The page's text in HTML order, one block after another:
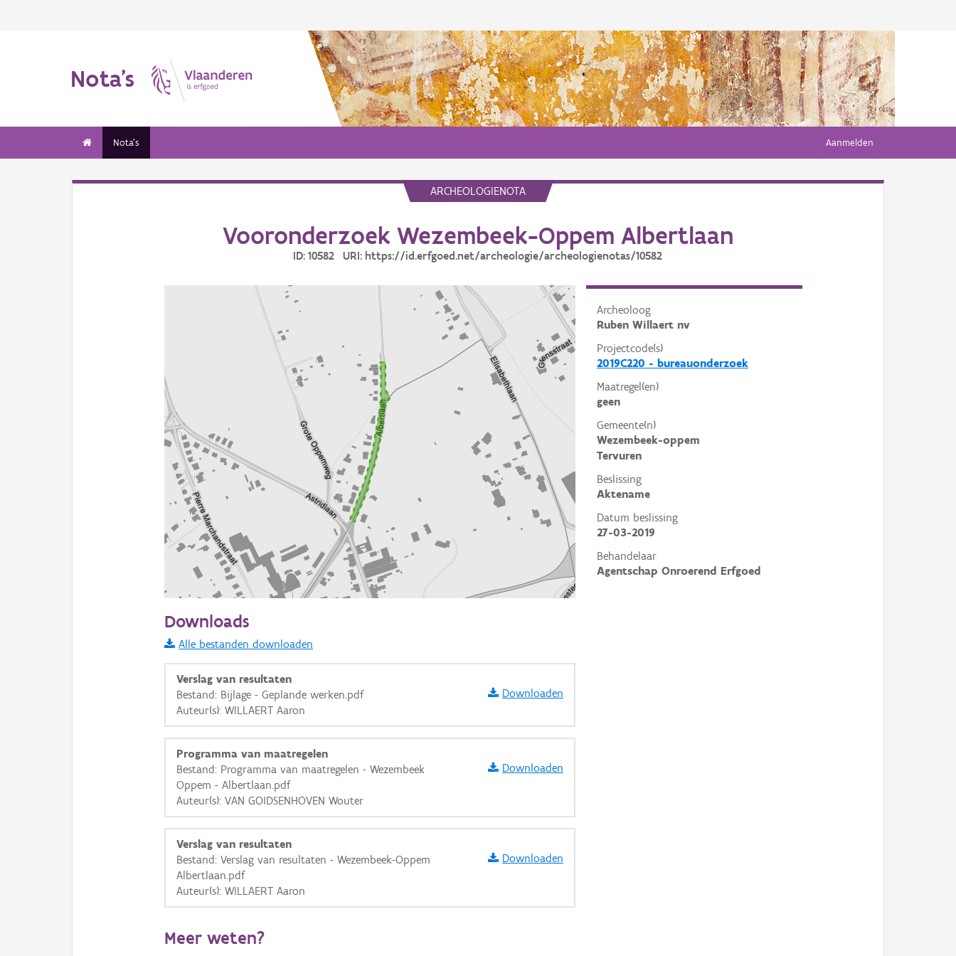
Nota's
Nota's Aanmelden
ARCHEOLOGIENOTA
Vooronderzoek Wezembeek-Oppem Albertlaan
ID: 10582 URI: https://id.erfgoed.net/archeologie/archeologienotas/10582
Archeoloog
Ruben Willaert nv
Projectcode(s)
2019C220 - bureauonderzoek
Maatregel(en)
geen
Gemeente(n)
Wezembeek-oppem
Tervuren
Beslissing
Aktename
Datum beslissing
27-03-2019
Behandelaar
Agentschap Onroerend Erfgoed
Informatie Vlaanderen
i
+ −
Basis Lagen
OSM-Basiskaart
Ortho
GRB-Basiskaart
Downloads
Alle bestanden downloaden
Verslag van resultaten
Bestand: Bijlage - Geplande werken.pdf
Auteur(s): WILLAERT Aaron
Downloaden
Programma van maatregelen
Bestand: Programma van maatregelen - Wezembeek
Oppem - Albertlaan.pdf
Auteur(s): VAN GOIDSENHOVEN Wouter
Downloaden
Verslag van resultaten
Bestand: Verslag van resultaten - Wezembeek-Oppem
Albertlaan.pdf
Auteur(s): WILLAERT Aaron
Downloaden
Meer weten?